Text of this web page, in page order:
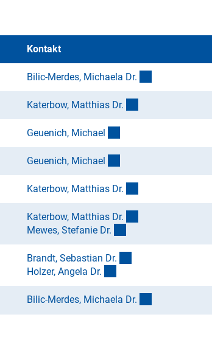
Kontakt
Bilic-Merdes, Michaela Dr.
Katerbow, Matthias Dr.
Geuenich, Michael
Geuenich, Michael
Katerbow, Matthias Dr.
Katerbow, Matthias Dr.
Mewes, Stefanie Dr.
Brandt, Sebastian Dr.
Holzer, Angela Dr.
Bilic-Merdes, Michaela Dr.